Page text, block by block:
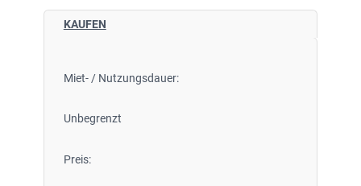
KAUFEN
Miet- / Nutzungsdauer:
Unbegrenzt
Preis: